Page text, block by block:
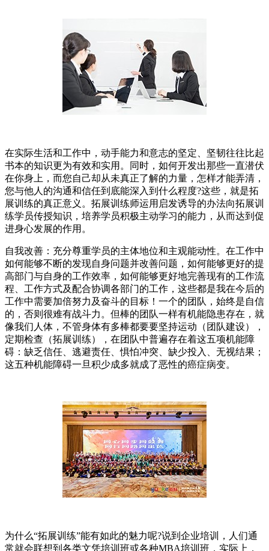
在实际生活和工作中，动手能力和意志的坚定、坚韧往往比起
书本的知识更为有效和实用。同时，如何开发出那些一直潜伏
在你身上，而您自己却从未真正了解的力量，怎样才能弄清，
您与他人的沟通和信任到底能深入到什么程度?这些，就是拓
展训练的真正意义。拓展训练师运用启发诱导的办法向拓展训
练学员传授知识，培养学员积极主动学习的能力，从而达到促
进身心发展的作用。
自我改善：充分尊重学员的主体地位和主观能动性。在工作中
如何能够不断的发现自身问题并改善问题，如何能够更好的提
高部门与自身的工作效率，如何能够更好地完善现有的工作流
程、工作方式及配合协调各部门的工作，这些都是我在今后的
工作中需要加倍努力及奋斗的目标！一个的团队，始终是自信
的，否则很难有战斗力。但棒的团队一样有机能隐患存在，就
像我们人体，不管身体有多棒都要要坚持运动（团队建设），
定期检查（拓展训练），在团队中普遍存在着这五项机能障
碍：缺乏信任、逃避责任、惧怕冲突、缺少投入、无视结果；
这五种机能障碍一旦积少成多就成了恶性的癌症病变。
为什么“拓展训练”能有如此的魅力呢?说到企业培训，人们通
常就会联想到各类文凭培训班或各种MBA培训班，实际上，